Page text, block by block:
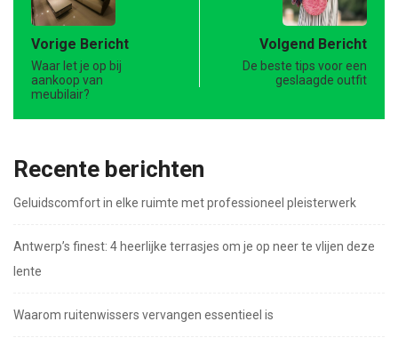
Vorige Bericht
Waar let je op bij
aankoop van
meubilair?
Volgend Bericht
De beste tips voor een
geslaagde outfit
Recente berichten
Geluidscomfort in elke ruimte met professioneel pleisterwerk
Antwerp’s finest: 4 heerlijke terrasjes om je op neer te vlijen deze
lente
Waarom ruitenwissers vervangen essentieel is